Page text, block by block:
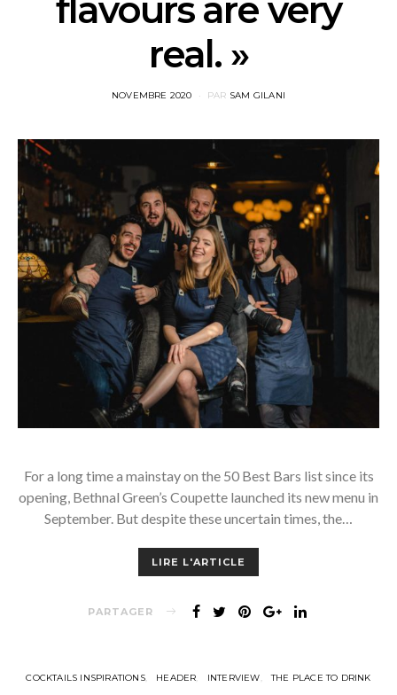
flavours are very
real. »
POSTED
NOVEMBRE 2020 PAR SAM GILANI
For a long time a mainstay on the 50 Best Bars list since its
opening, Bethnal Green’s Coupette launched its new menu in
September. But despite these uncertain times, the…
LIRE L'ARTICLE
PARTAGER
COCKTAILS INSPIRATIONS HEADER INTERVIEW THE PLACE TO DRINK